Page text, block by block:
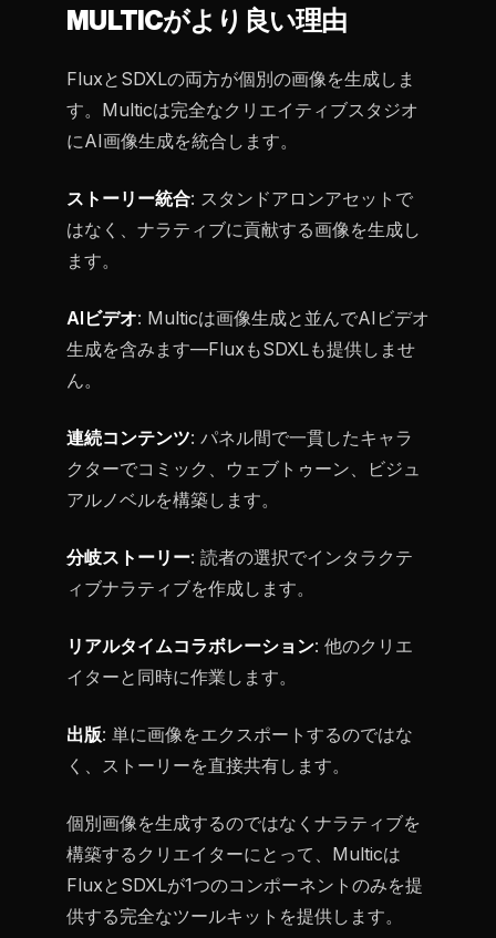
MULTICがより良い理由
FluxとSDXLの両方が個別の画像を生成しま
す。Multicは完全なクリエイティブスタジオ
にAI画像生成を統合します。
ストーリー統合: スタンドアロンアセットで
はなく、ナラティブに貢献する画像を生成し
ます。
AIビデオ: Multicは画像生成と並んでAIビデオ
生成を含みます—FluxもSDXLも提供しませ
ん。
連続コンテンツ: パネル間で一貫したキャラ
クターでコミック、ウェブトゥーン、ビジュ
アルノベルを構築します。
分岐ストーリー: 読者の選択でインタラクテ
ィブナラティブを作成します。
リアルタイムコラボレーション: 他のクリエ
イターと同時に作業します。
出版: 単に画像をエクスポートするのではな
く、ストーリーを直接共有します。
個別画像を生成するのではなくナラティブを
構築するクリエイターにとって、Multicは
FluxとSDXLが1つのコンポーネントのみを提
供する完全なツールキットを提供します。